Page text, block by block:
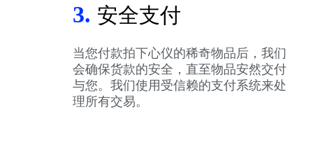
3. 安全支付
当您付款拍下心仪的稀奇物品后，我们
会确保货款的安全，直至物品安然交付
与您。我们使用受信赖的支付系统来处
理所有交易。